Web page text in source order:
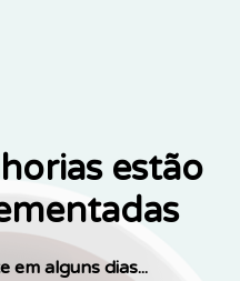
estão
em alguns dias...